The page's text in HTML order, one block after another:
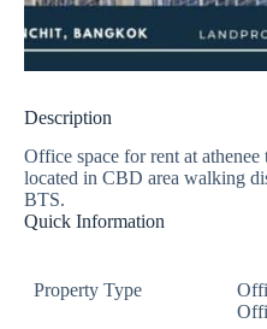
Description
Office space for rent at
located in CBD area walking
BTS.
Quick Information
Property Type